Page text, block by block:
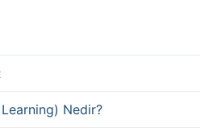
Nedir?